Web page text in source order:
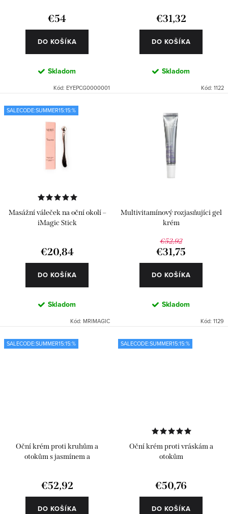
€54
DO KOŠÍKA
Skladom
Kód: EYEPCG0000001
€31,32
DO KOŠÍKA
Skladom
Kód: 1122
SALECODE:SUMMER15:15:%
Masážní váleček na oční okolí –
iMagic Stick
€20,84
DO KOŠÍKA
Skladom
Kód: MRIMAGIC
Multivitamínový rozjasňujíci gel
krém
€52,92
€31,75
DO KOŠÍKA
Skladom
Kód: 1129
SALECODE:SUMMER15:15:%
Oční krém proti kruhům a
otokům s jasmínem a
€52,92
DO KOŠÍKA
SALECODE:SUMMER15:15:%
Oční krém proti vráskám a
otokům
€50,76
DO KOŠÍKA